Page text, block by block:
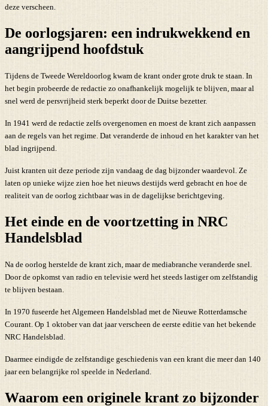
deze verscheen.
De oorlogsjaren: een indrukwekkend en
aangrijpend hoofdstuk
Tijdens de Tweede Wereldoorlog kwam de krant onder grote druk te staan. In
het begin probeerde de redactie zo onafhankelijk mogelijk te blijven, maar al
snel werd de persvrijheid sterk beperkt door de Duitse bezetter.
In 1941 werd de redactie zelfs overgenomen en moest de krant zich aanpassen
aan de regels van het regime. Dat veranderde de inhoud en het karakter van het
blad ingrijpend.
Juist kranten uit deze periode zijn vandaag de dag bijzonder waardevol. Ze
laten op unieke wijze zien hoe het nieuws destijds werd gebracht en hoe de
realiteit van de oorlog zichtbaar was in de dagelijkse berichtgeving.
Het einde en de voortzetting in NRC
Handelsblad
Na de oorlog herstelde de krant zich, maar de mediabranche veranderde snel.
Door de opkomst van radio en televisie werd het steeds lastiger om zelfstandig
te blijven bestaan.
In 1970 fuseerde het Algemeen Handelsblad met de Nieuwe Rotterdamsche
Courant. Op 1 oktober van dat jaar verscheen de eerste editie van het bekende
NRC Handelsblad.
Daarmee eindigde de zelfstandige geschiedenis van een krant die meer dan 140
jaar een belangrijke rol speelde in Nederland.
Waarom een originele krant zo bijzonder